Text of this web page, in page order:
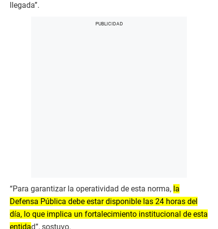
llegada”.
“Para garantizar la operatividad de esta norma, la
Defensa Pública debe estar disponible las 24 horas del
día, lo que implica un fortalecimiento institucional de esta
entidad”, sostuvo.